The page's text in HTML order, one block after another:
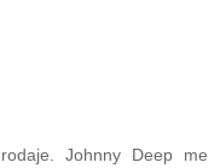
Johnny Deep me